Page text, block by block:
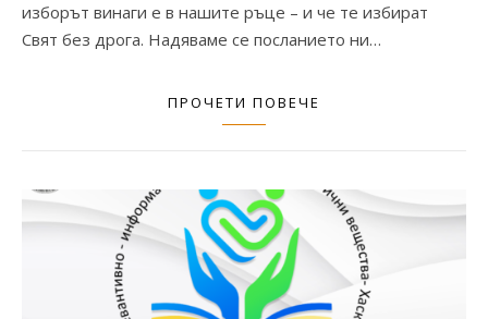
изборът винаги е в нашите ръце – и че те избират
Свят без дрога. Надяваме се посланието ни…
ПРОЧЕТИ ПОВЕЧЕ